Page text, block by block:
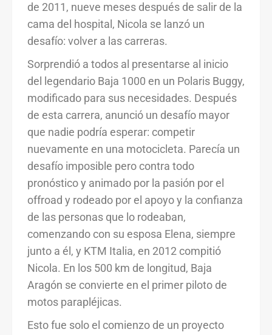
de 2011, nueve meses después de salir de la
cama del hospital, Nicola se lanzó un
desafío: volver a las carreras.
Sorprendió a todos al presentarse al inicio
del legendario Baja 1000 en un Polaris Buggy,
modificado para sus necesidades. Después
de esta carrera, anunció un desafío mayor
que nadie podría esperar: competir
nuevamente en una motocicleta. Parecía un
desafío imposible pero contra todo
pronóstico y animado por la pasión por el
offroad y rodeado por el apoyo y la confianza
de las personas que lo rodeaban,
comenzando con su esposa Elena, siempre
junto a él, y KTM Italia, en 2012 compitió
Nicola. En los 500 km de longitud, Baja
Aragón se convierte en el primer piloto de
motos parapléjicas.
Esto fue solo el comienzo de un proyecto